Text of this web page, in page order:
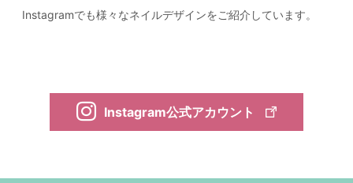
Instagramでも様々なネイルデザインをご紹介しています。
Instagram公式アカウント